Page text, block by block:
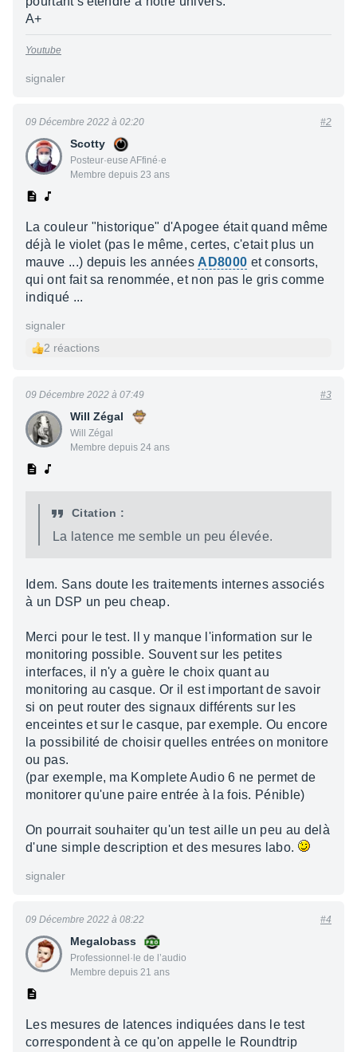
A+
Youtube
signaler
Scotty
Posteur·euse AFfiné·e
Membre depuis 23 ans
09 Décembre 2022 à 02:20 #2
La couleur "historique" d'Apogee était quand même
déjà le violet (pas le même, certes, c'etait plus un
mauve ...) depuis les années AD8000 et consorts,
qui ont fait sa renommée, et non pas le gris comme
indiqué ...
signaler
2 réactions
Will Zégal
Will Zégal
Membre depuis 24 ans
09 Décembre 2022 à 07:49 #3
Citation :
La latence me semble un peu élevée.
Idem. Sans doute les traitements internes associés
à un DSP un peu cheap.
Merci pour le test. Il y manque l'information sur le
monitoring possible. Souvent sur les petites
interfaces, il n'y a guère le choix quant au
monitoring au casque. Or il est important de savoir
si on peut router des signaux différents sur les
enceintes et sur le casque, par exemple. Ou encore
la possibilité de choisir quelles entrées on monitore
ou pas.
(par exemple, ma Komplete Audio 6 ne permet de
monitorer qu'une paire entrée à la fois. Pénible)
On pourrait souhaiter qu'un test aille un peu au delà
d'une simple description et des mesures labo.
signaler
Megalobass
Professionnel·le de l’audio
Membre depuis 21 ans
09 Décembre 2022 à 08:22 #4
Les mesures de latences indiquées dans le test
correspondent à ce qu'on appelle le Roundtrip